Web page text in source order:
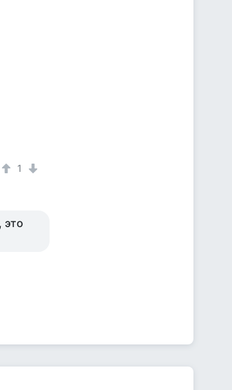
1
это